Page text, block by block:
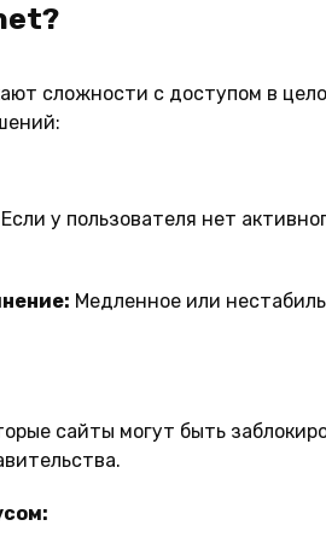
сложности с доступом в
Если у пользователя нет
Медленное или
сайты могут быть